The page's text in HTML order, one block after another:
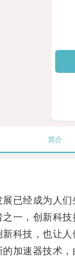
简介
经成为人们
，创新科技
技，也让人
速器技术，